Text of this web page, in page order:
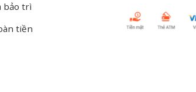
bảo trì
tiền